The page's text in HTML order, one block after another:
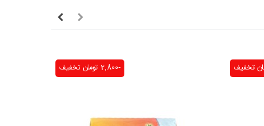
تخفیف تخفیف -2,800 تومان